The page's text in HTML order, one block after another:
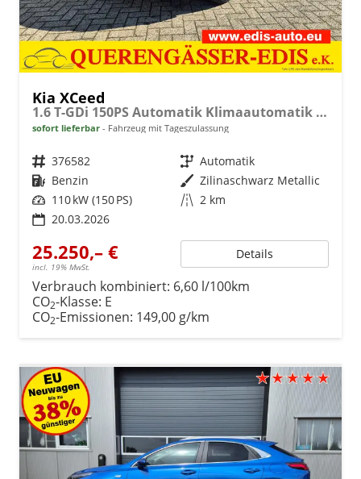
Kia XCeed
1.6 T-GDi 150PS Automatik Klimaautomatik Sitzheizung Lenkradheizung Navi PDC Rückf.Kamera abged.Scheiben Apple CarPlay Android Auto
sofort lieferbar Fahrzeug mit Tageszulassung
Fahrzeugnr. 376582 Getriebe Automatik
Kraftstoff Benzin Außenfarbe Zilinaschwarz Metallic
Leistung 110 kW (150 PS) Kilometerstand 2 km
20.03.2026
25.250,– €
incl. 19% MwSt.
Details
Verbrauch kombiniert: 6,60 l/100km
CO2-Klasse: E
CO2-Emissionen: 149,00 g/km